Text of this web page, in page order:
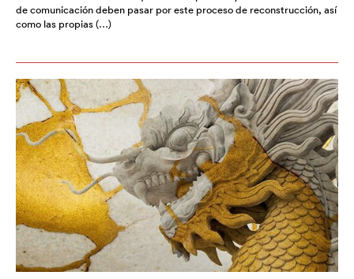
de comunicación deben pasar por este proceso de reconstrucción, así
como las propias (…)